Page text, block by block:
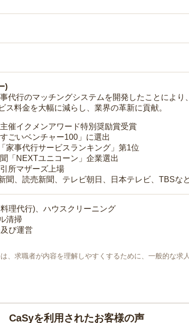
)
代行のマッチングシステムを開発したことによ
ス料金を大幅に減らし、業界の革新に貢献。
催イクメンアワード特別奨励賞受賞
ごいベンチャー100」に選出
事代行サービスランキング」第1位
「NEXTユニコーン」企業選出
所マザーズ上場
聞、読売新聞、テレビ朝日、日本テレビ、TBSな
理代行)、ハウスクリーニング
清掃
び運営
求職者が内容を理解しやすくするために、一般的な求
CaSyを利用されたお客様の声